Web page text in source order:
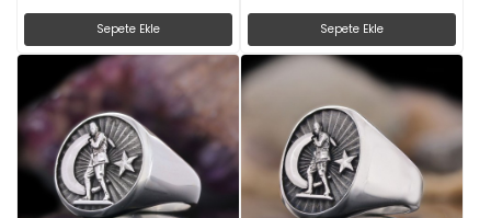
Sepete Ekle Sepete Ekle